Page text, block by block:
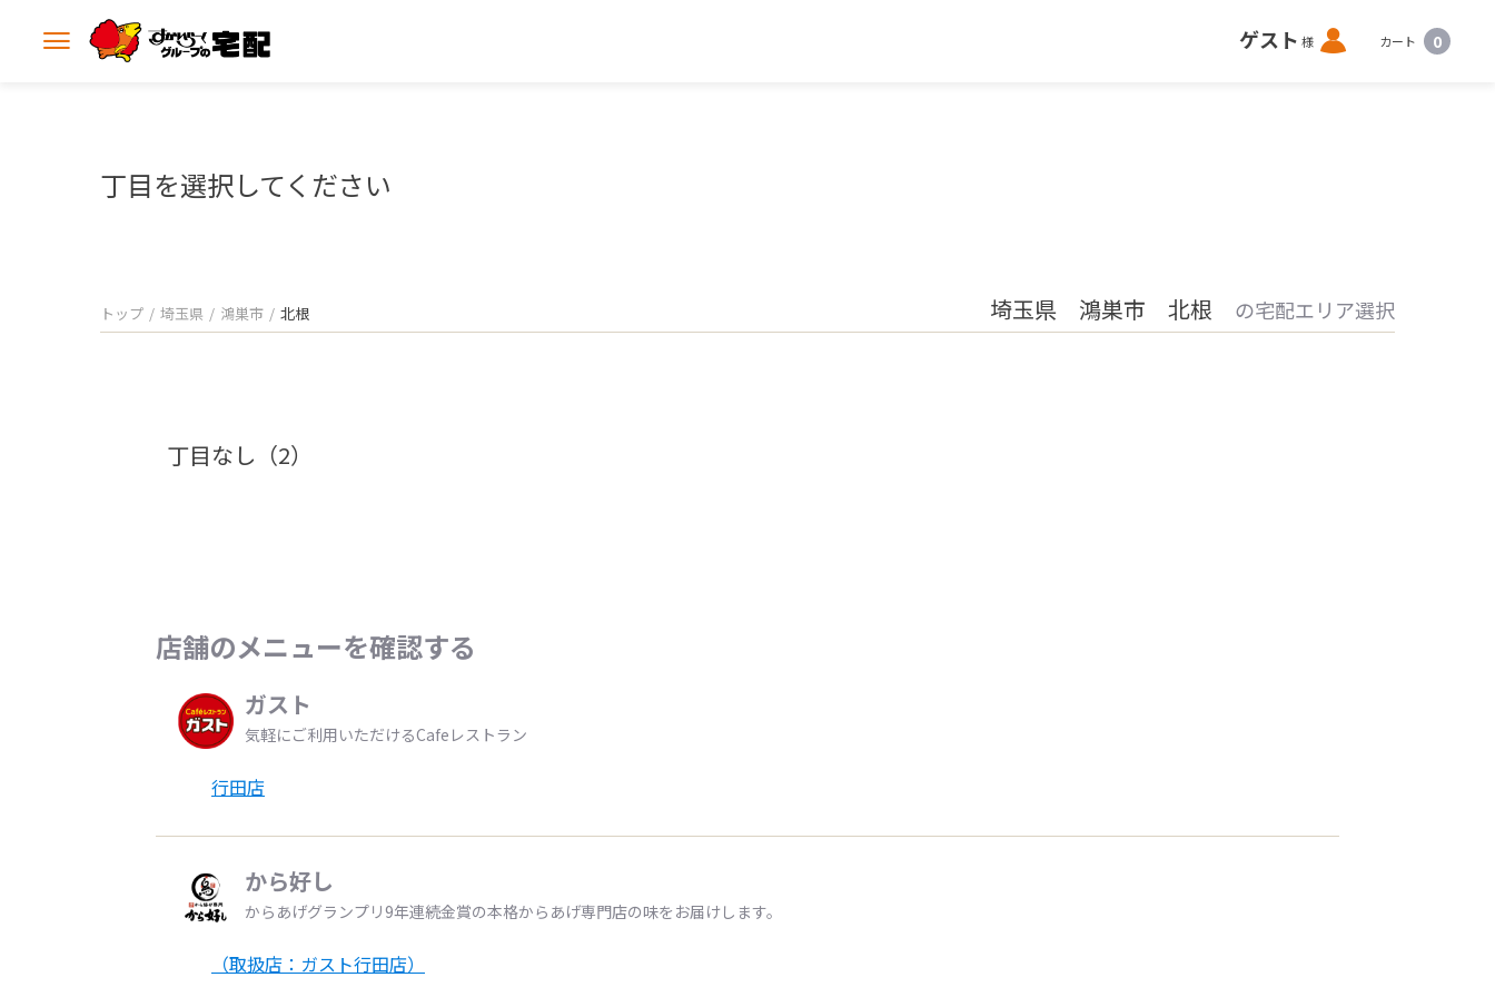
メ
ゲスト 様 ロ
グ
カート 0
丁目を選択してください
トップ 埼玉県 鴻巣市 北根 埼玉県 鴻巣市 北根 の宅配エリア選択
丁目なし（2）
店舗のメニューを確認する
ガスト
気軽にご利用いただけるCafeレストラン
行田店
から好し
からあげグランプリ9年連続金賞の本格からあげ専門店の味をお届けします。
（取扱店：ガスト行田店）